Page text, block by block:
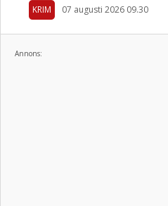
KRIM 07 augusti 2026 09.30
Annons: